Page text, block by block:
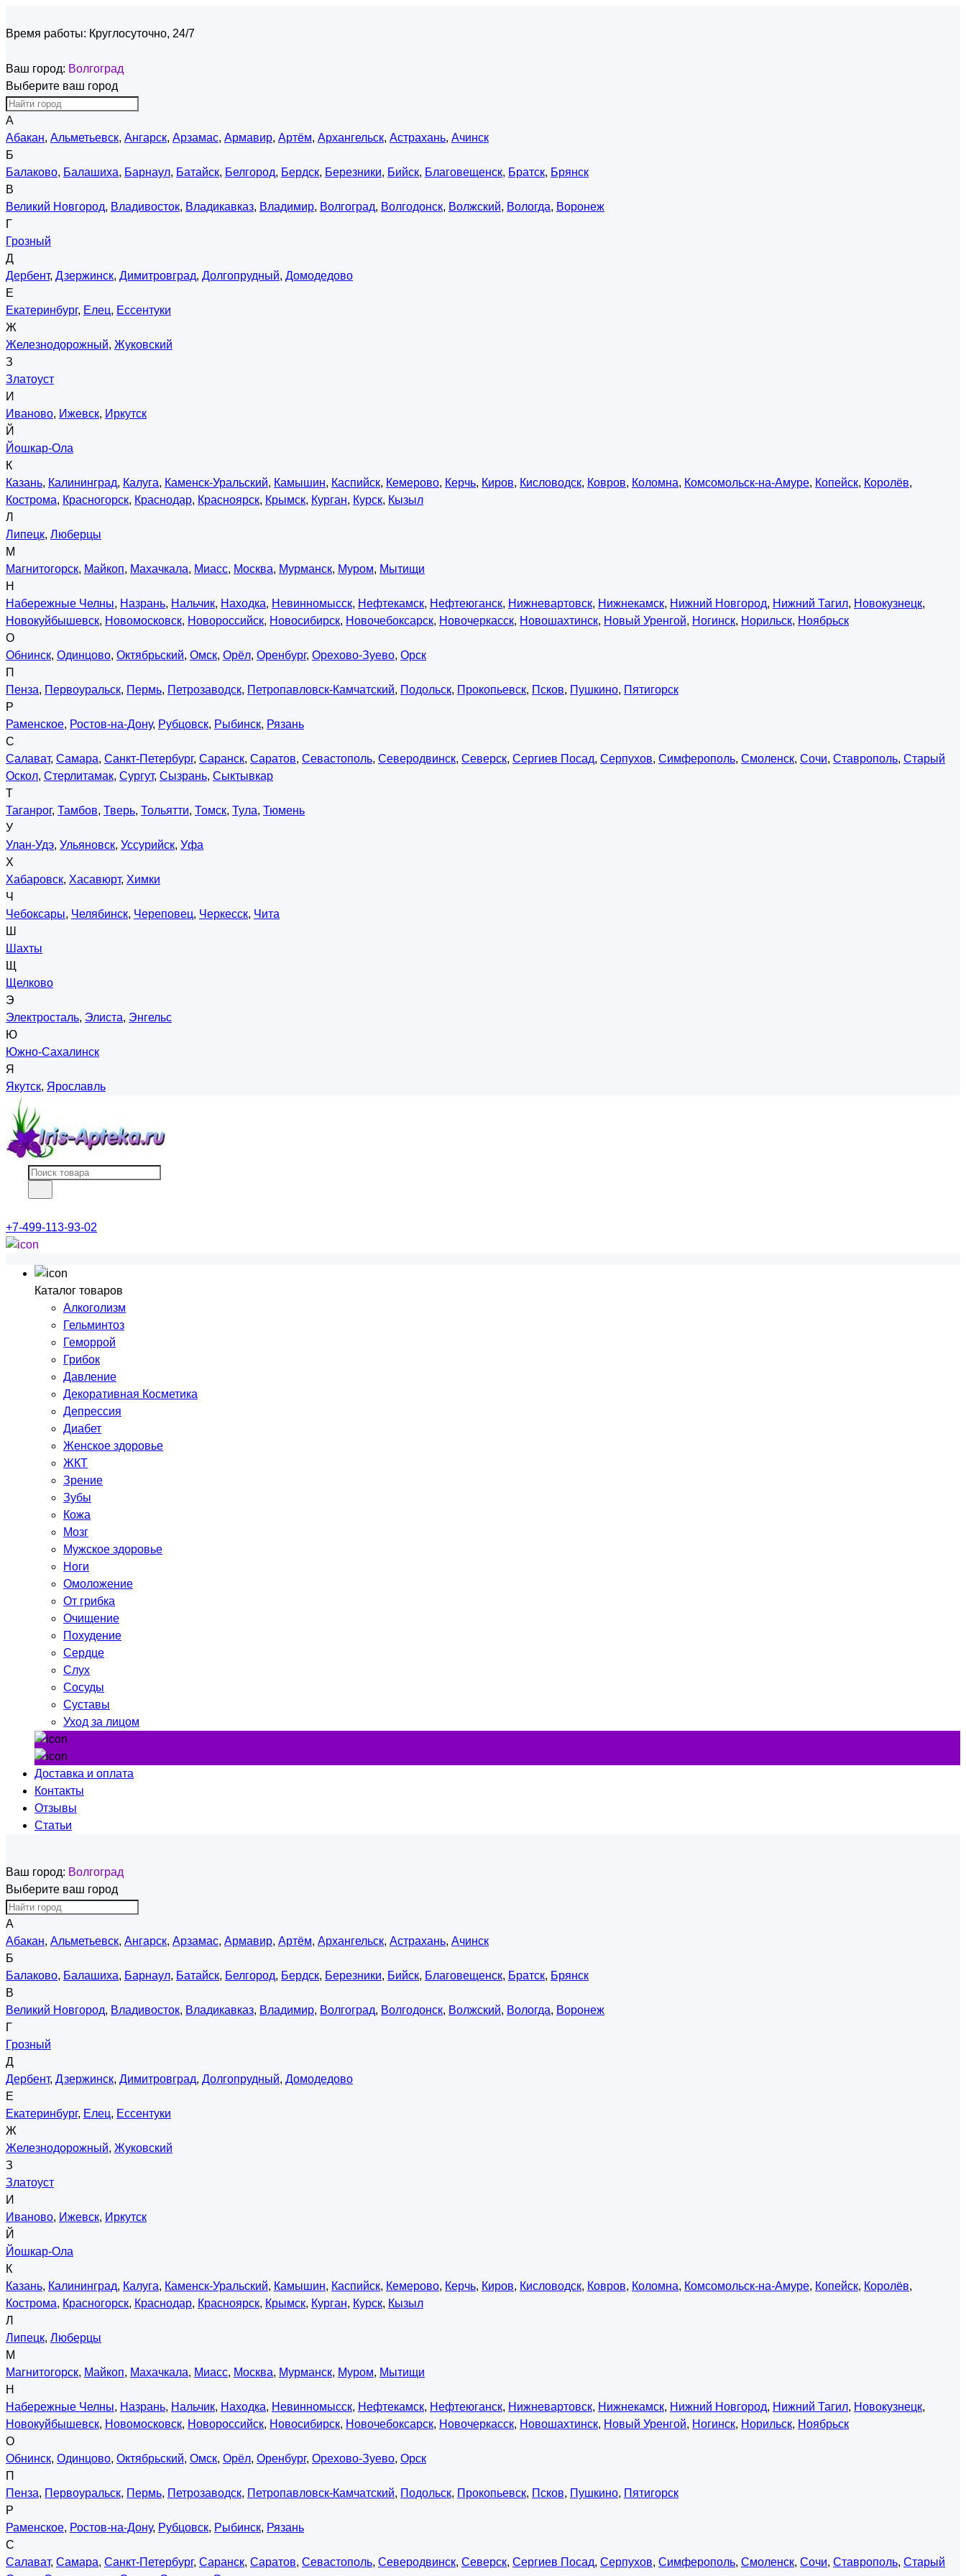
Время работы: Круглосуточно, 24/7
Ваш город: Волгоград
Выберите ваш город
А
Абакан, Альметьевск, Ангарск, Арзамас, Армавир, Артём, Архангельск, Астрахань, Ачинск
Б
Балаково, Балашиха, Барнаул, Батайск, Белгород, Бердск, Березники, Бийск, Благовещенск, Братск, Брянск
В
Великий Новгород, Владивосток, Владикавказ, Владимир, Волгоград, Волгодонск, Волжский, Вологда, Воронеж
Г
Грозный
Д
Дербент, Дзержинск, Димитровград, Долгопрудный, Домодедово
Е
Екатеринбург, Елец, Ессентуки
Ж
Железнодорожный, Жуковский
З
Златоуст
И
Иваново, Ижевск, Иркутск
Й
Йошкар-Ола
К
Казань, Калининград, Калуга, Каменск-Уральский, Камышин, Каспийск, Кемерово, Керчь, Киров, Кисловодск, Ковров, Коломна, Комсомольск-на-Амуре, Копейск, Королёв,
Кострома, Красногорск, Краснодар, Красноярск, Крымск, Курган, Курск, Кызыл
Л
Липецк, Люберцы
М
Магнитогорск, Майкоп, Махачкала, Миасс, Москва, Мурманск, Муром, Мытищи
Н
Набережные Челны, Назрань, Нальчик, Находка, Невинномысск, Нефтекамск, Нефтеюганск, Нижневартовск, Нижнекамск, Нижний Новгород, Нижний Тагил, Новокузнецк,
Новокуйбышевск, Новомосковск, Новороссийск, Новосибирск, Новочебоксарск, Новочеркасск, Новошахтинск, Новый Уренгой, Ногинск, Норильск, Ноябрьск
О
Обнинск, Одинцово, Октябрьский, Омск, Орёл, Оренбург, Орехово-Зуево, Орск
П
Пенза, Первоуральск, Пермь, Петрозаводск, Петропавловск-Камчатский, Подольск, Прокопьевск, Псков, Пушкино, Пятигорск
Р
Раменское, Ростов-на-Дону, Рубцовск, Рыбинск, Рязань
С
Салават, Самара, Санкт-Петербург, Саранск, Саратов, Севастополь, Северодвинск, Северск, Сергиев Посад, Серпухов, Симферополь, Смоленск, Сочи, Ставрополь, Старый
Оскол, Стерлитамак, Сургут, Сызрань, Сыктывкар
Т
Таганрог, Тамбов, Тверь, Тольятти, Томск, Тула, Тюмень
У
Улан-Удэ, Ульяновск, Уссурийск, Уфа
Х
Хабаровск, Хасавюрт, Химки
Ч
Чебоксары, Челябинск, Череповец, Черкесск, Чита
Ш
Шахты
Щ
Щелково
Э
Электросталь, Элиста, Энгельс
Ю
Южно-Сахалинск
Я
Якутск, Ярославль
+7-499-113-93-02
Каталог товаров
Алкоголизм
Гельминтоз
Геморрой
Грибок
Давление
Декоративная Косметика
Депрессия
Диабет
Женское здоровье
ЖКТ
Зрение
Зубы
Кожа
Мозг
Мужское здоровье
Ноги
Омоложение
От грибка
Очищение
Похудение
Сердце
Слух
Сосуды
Суставы
Уход за лицом
Доставка и оплата
Контакты
Отзывы
Статьи
Ваш город: Волгоград
Выберите ваш город
А
Абакан, Альметьевск, Ангарск, Арзамас, Армавир, Артём, Архангельск, Астрахань, Ачинск
Б
Балаково, Балашиха, Барнаул, Батайск, Белгород, Бердск, Березники, Бийск, Благовещенск, Братск, Брянск
В
Великий Новгород, Владивосток, Владикавказ, Владимир, Волгоград, Волгодонск, Волжский, Вологда, Воронеж
Г
Грозный
Д
Дербент, Дзержинск, Димитровград, Долгопрудный, Домодедово
Е
Екатеринбург, Елец, Ессентуки
Ж
Железнодорожный, Жуковский
З
Златоуст
И
Иваново, Ижевск, Иркутск
Й
Йошкар-Ола
К
Казань, Калининград, Калуга, Каменск-Уральский, Камышин, Каспийск, Кемерово, Керчь, Киров, Кисловодск, Ковров, Коломна, Комсомольск-на-Амуре, Копейск, Королёв,
Кострома, Красногорск, Краснодар, Красноярск, Крымск, Курган, Курск, Кызыл
Л
Липецк, Люберцы
М
Магнитогорск, Майкоп, Махачкала, Миасс, Москва, Мурманск, Муром, Мытищи
Н
Набережные Челны, Назрань, Нальчик, Находка, Невинномысск, Нефтекамск, Нефтеюганск, Нижневартовск, Нижнекамск, Нижний Новгород, Нижний Тагил, Новокузнецк,
Новокуйбышевск, Новомосковск, Новороссийск, Новосибирск, Новочебоксарск, Новочеркасск, Новошахтинск, Новый Уренгой, Ногинск, Норильск, Ноябрьск
О
Обнинск, Одинцово, Октябрьский, Омск, Орёл, Оренбург, Орехово-Зуево, Орск
П
Пенза, Первоуральск, Пермь, Петрозаводск, Петропавловск-Камчатский, Подольск, Прокопьевск, Псков, Пушкино, Пятигорск
Р
Раменское, Ростов-на-Дону, Рубцовск, Рыбинск, Рязань
С
Салават, Самара, Санкт-Петербург, Саранск, Саратов, Севастополь, Северодвинск, Северск, Сергиев Посад, Серпухов, Симферополь, Смоленск, Сочи, Ставрополь, Старый